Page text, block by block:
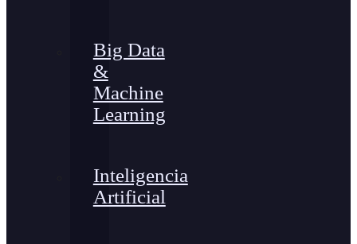
Big Data
&
Machine
Learning
Inteligencia
Artificial